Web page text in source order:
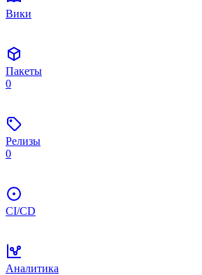
Вики
Пакеты
0
Релизы
0
CI/CD
Аналитика